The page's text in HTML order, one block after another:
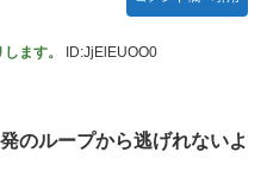
ます。 ID:JjElEUOO0
のループから逃げれないよ